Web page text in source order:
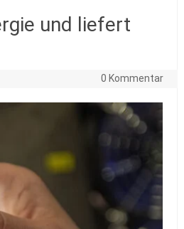
und liefert
0 Kommentar